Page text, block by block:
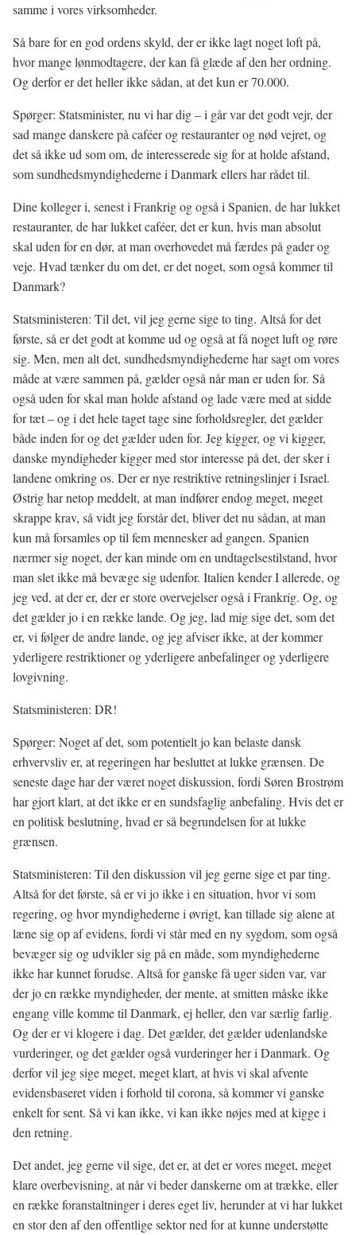
samme i vores virksomheder.
Så bare for en god ordens skyld, der er ikke lagt noget loft på,
hvor mange lønmodtagere, der kan få glæde af den her ordning.
Og derfor er det heller ikke sådan, at det kun er 70.000.
Spørger: Statsminister, nu vi har dig – i går var det godt vejr, der
sad mange danskere på caféer og restauranter og nød vejret, og
det så ikke ud som om, de interesserede sig for at holde afstand,
som sundhedsmyndighederne i Danmark ellers har rådet til.
Dine kolleger i, senest i Frankrig og også i Spanien, de har lukket
restauranter, de har lukket caféer, det er kun, hvis man absolut
skal uden for en dør, at man overhovedet må færdes på gader og
veje. Hvad tænker du om det, er det noget, som også kommer til
Danmark?
Statsministeren: Til det, vil jeg gerne sige to ting. Altså for det
første, så er det godt at komme ud og også at få noget luft og røre
sig. Men, men alt det, sundhedsmyndighederne har sagt om vores
måde at være sammen på, gælder også når man er uden for. Så
også uden for skal man holde afstand og lade være med at sidde
for tæt – og i det hele taget tage sine forholdsregler, det gælder
både inden for og det gælder uden for. Jeg kigger, og vi kigger,
danske myndigheder kigger med stor interesse på det, der sker i
landene omkring os. Der er nye restriktive retningslinjer i Israel.
Østrig har netop meddelt, at man indfører endog meget, meget
skrappe krav, så vidt jeg forstår det, bliver det nu sådan, at man
kun må forsamles op til fem mennesker ad gangen. Spanien
nærmer sig noget, der kan minde om en undtagelsestilstand, hvor
man slet ikke må bevæge sig udenfor. Italien kender I allerede, og
jeg ved, at der er, der er store overvejelser også i Frankrig. Og, og
det gælder jo i en række lande. Og jeg, lad mig sige det, som det
er, vi følger de andre lande, og jeg afviser ikke, at der kommer
yderligere restriktioner og yderligere anbefalinger og yderligere
lovgivning.
Statsministeren: DR!
Spørger: Noget af det, som potentielt jo kan belaste dansk
erhvervsliv er, at regeringen har besluttet at lukke grænsen. De
seneste dage har der været noget diskussion, fordi Søren Brostrøm
har gjort klart, at det ikke er en sundsfaglig anbefaling. Hvis det er
en politisk beslutning, hvad er så begrundelsen for at lukke
grænsen.
Statsministeren: Til den diskussion vil jeg gerne sige et par ting.
Altså for det første, så er vi jo ikke i en situation, hvor vi som
regering, og hvor myndighederne i øvrigt, kan tillade sig alene at
læne sig op af evidens, fordi vi står med en ny sygdom, som også
bevæger sig og udvikler sig på en måde, som myndighederne
ikke har kunnet forudse. Altså for ganske få uger siden var, var
der jo en række myndigheder, der mente, at smitten måske ikke
engang ville komme til Danmark, ej heller, den var særlig farlig.
Og der er vi klogere i dag. Det gælder, det gælder udenlandske
vurderinger, og det gælder også vurderinger her i Danmark. Og
derfor vil jeg sige meget, meget klart, at hvis vi skal afvente
evidensbaseret viden i forhold til corona, så kommer vi ganske
enkelt for sent. Så vi kan ikke, vi kan ikke nøjes med at kigge i
den retning.
Det andet, jeg gerne vil sige, det er, at det er vores meget, meget
klare overbevisning, at når vi beder danskerne om at trække, eller
en række foranstaltninger i deres eget liv, herunder at vi har lukket
en stor den af den offentlige sektor ned for at kunne understøtte